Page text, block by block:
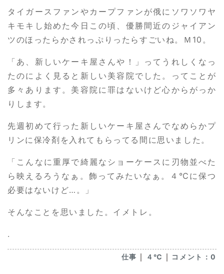
タイガースファンやカープファンが俄にソワソワヤ
キモキし始めた今日この頃、優勝間近のジャイアン
ツのほったらかされっぷりったらすごいね。Ｍ10。
「あ、新しいケーキ屋さんや！」ってうれしくなっ
たのによく見ると新しい美容院でした。ってことが
多々あります。美容院に罪はないけど心からがっか
りします。
先週初めて行った新しいケーキ屋さんでなめらかプ
リンに保冷剤を入れてもらってる間に思いました。
「こんなに重厚で綺麗なショーケースに刃物並べた
ら映えるろうなぁ。飾ってみたいなぁ。４℃に保つ
必要はないけど…。」
そんなことを思いました。イメトレ。
.
仕事 ｜ ４℃ ｜ コメント：0